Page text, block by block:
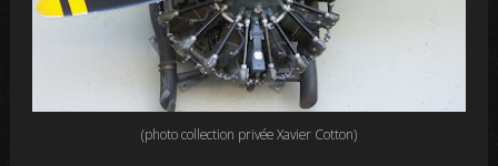
(photo collection privée Xavier Cotton)